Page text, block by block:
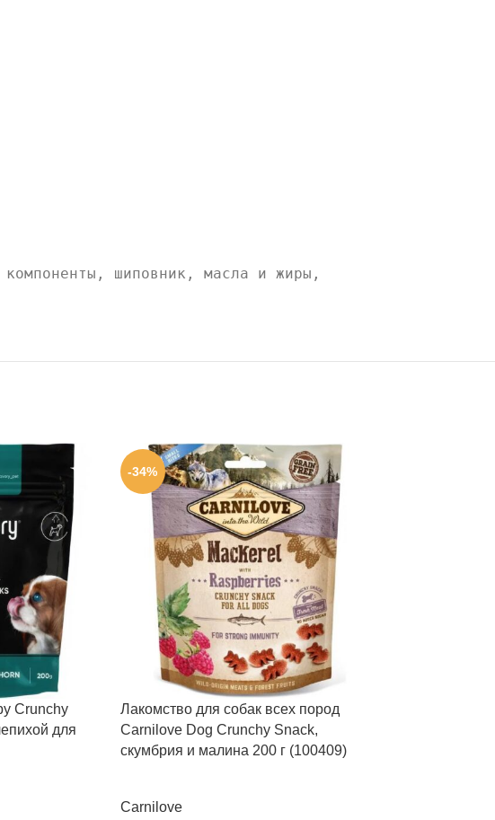
шиповник, масла и жиры,
Crunchy
для
-34%
Лакомство для собак всех пород
Carnilove Dog Crunchy Snack,
скумбрия и малина 200 г (100409)
Carnilove